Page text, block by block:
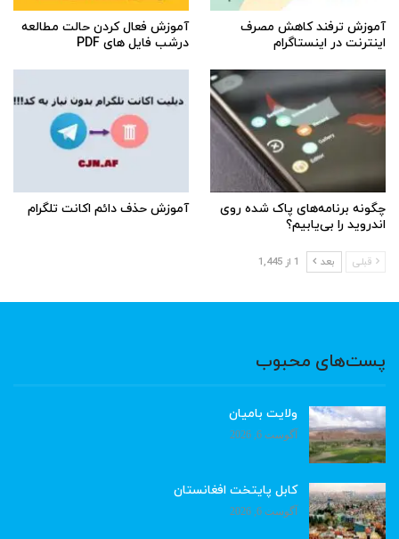
آموزش ترفند کاهش مصرف
اینترنت در اینستاگرام
آموزش فعال کردن حالت مطالعه
درشب فایل های PDF
چگونه برنامه‌های پاک شده روی
اندروید را بی‌یابیم؟
آموزش حذف دائم اکانت تلگرام
قبلی بعد 1 از 1,445
پست‌های محبوب
ولایت بامیان
آگوست 6, 2026
کابل پایتخت افغانستان
آگوست 6, 2026